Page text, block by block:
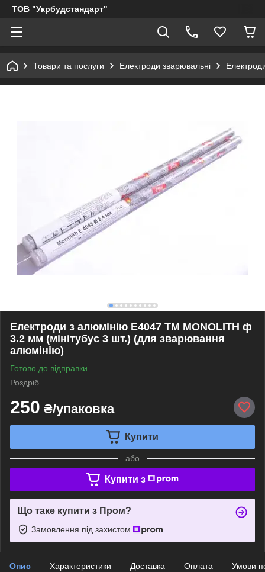
ТОВ "Укрбудстандарт"
Товари та послуги Електроди зварювальні
Електроди з алюмінію Е4047 ТМ MONOLITH ф
3.2 мм (мінітубус 3 шт.) (для зварювання
алюмінію)
Готово до відправки
Роздріб
250 ₴/упаковка
Купити
або
Купити з
Що таке купити з Пром?
Замовлення під захистом
Опис Характеристики Доставка Оплата Умови